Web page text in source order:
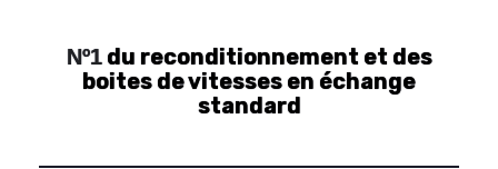
Nº1du reconditionnement et des
boites de vitesses en échange
standard